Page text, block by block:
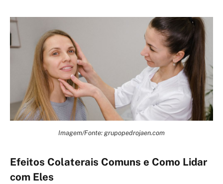
Imagem/Fonte: grupopedrojaen.com
Efeitos Colaterais Comuns e Como Lidar
com Eles